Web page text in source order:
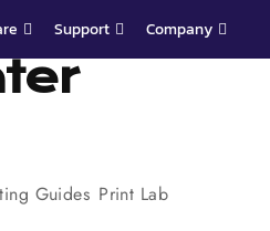
Support Company
Guides Print Lab